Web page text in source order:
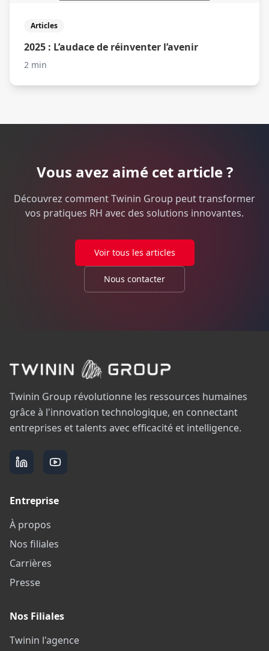
Articles
2025 : L’audace de réinventer l’avenir
2 min
Vous avez aimé cet article ?
Découvrez comment Twinin Group peut transformer
vos pratiques RH avec des solutions innovantes.
Voir tous les articles
Nous contacter
Twinin Group révolutionne les ressources humaines
grâce à l'innovation technologique, en connectant
entreprises et talents avec efficacité et intelligence.
Entreprise
À propos
Nos filiales
Carrières
Presse
Nos Filiales
Twinin l'agence